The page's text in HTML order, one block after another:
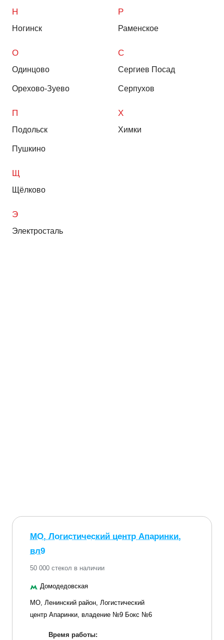
Н
Ногинск
О
Одинцово
Орехово-Зуево
П
Подольск
Пушкино
Р
Раменское
С
Сергиев Посад
Серпухов
Х
Химки
Щ
Щёлково
Э
Электросталь
МО, Логистический центр Апаринки,
вл9
50 000 стекол в наличии
Домодедовская
МО, Ленинский район, Логистический
центр Апаринки, владение №9 Бокс №6
Время работы: